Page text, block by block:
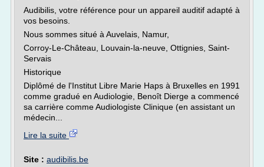
Audibilis, votre référence pour un appareil auditif adapté à
vos besoins.
Nous sommes situé à Auvelais, Namur,
Corroy-Le-Château, Louvain-la-neuve, Ottignies, Saint-
Servais
Historique
Diplômé de l'Institut Libre Marie Haps à Bruxelles en 1991
comme gradué en Audiologie, Benoît Dierge a commencé
sa carrière comme Audiologiste Clinique (en assistant un
médecin...
Lire la suite
Site : audibilis.be